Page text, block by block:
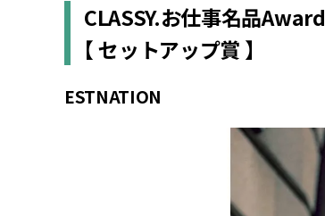
CLASSY.お仕事名品Award
【 セットアップ賞 】
ESTNATION